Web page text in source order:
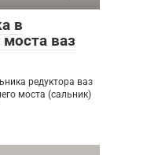
в
моста ваз
редуктора ваз
моста (сальник)